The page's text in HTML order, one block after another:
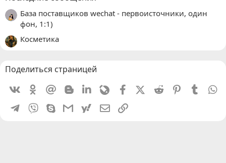
База поставщиков wechat - первоисточники, один
фон, 1:1)
Косметика
Поделиться страницей
VkontakteOdnoklassniki
Mail.ru BloggerLinkedin
LivejournalFacebookX (Twitter)
Reddit PinterestTumblr
Telegram
Viber SkypeGmailyahoomailЭлектронная почта